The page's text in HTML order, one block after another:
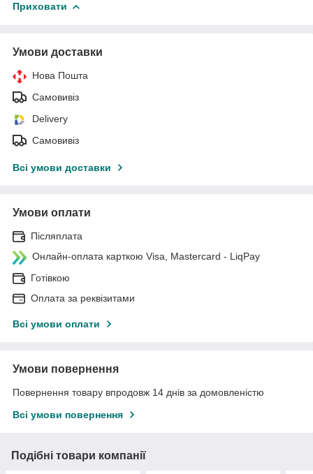
Приховати
Умови доставки
Нова Пошта
Самовивіз
Delivery
Самовивіз
Всі умови доставки
Умови оплати
Післяплата
Онлайн-оплата карткою Visa, Mastercard - LiqPay
Готівкою
Оплата за реквізитами
Всі умови оплати
Умови повернення
Повернення товару впродовж 14 днів за домовленістю
Всі умови повернення
Подібні товари компанії